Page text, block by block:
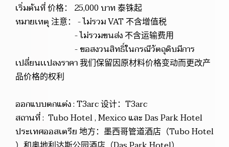
เริ่มต้นที่ 价格： 25,000 บาท 泰铢起
หมายเหตุ 注意： - ไม่รวม VAT 不含增值税
- ไม่รวมขนส่ง 不含运输费用
- ขอสงวนสิทธิ์ในกรณีวัตถุดิบมีการ
เปลี่ยนเเปลงราคา 我们保留因原材料价格变动而更改产
品价格的权利
ออกแบบตกแต่ง : T3arc 设计：T3arc
สถานที่ : Tubo Hotel , Mexico และ Das Park Hotel
ประเทศออสเตรีย 地方：墨西哥管道酒店（Tubo Hotel